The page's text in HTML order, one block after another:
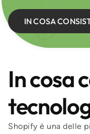
IN COSA
In cosa
Shopify è una delle